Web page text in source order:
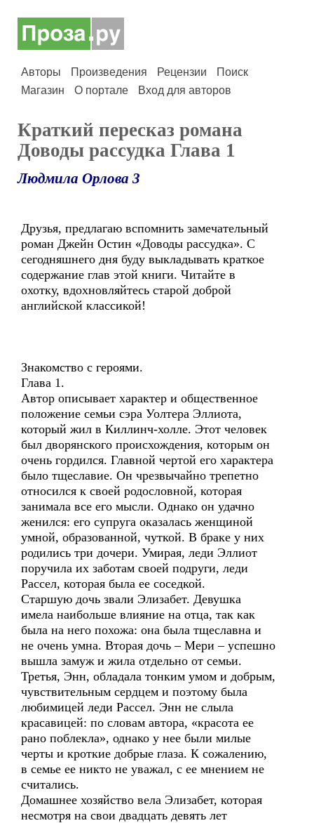
Авторы Произведения Рецензии
Поиск
Магазин
О портале Вход для авторов
Краткий пересказ романа
Доводы рассудка Глава 1
Людмила Орлова 3
Друзья, предлагаю вспомнить замечательный
роман Джейн Остин «Доводы рассудка». С
сегодняшнего дня буду выкладывать краткое
содержание глав этой книги. Читайте в
охотку, вдохновляйтесь старой доброй
английской классикой!
Знакомство с героями.
Глава 1.
Автор описывает характер и общественное
положение семьи сэра Уолтера Эллиота,
который жил в Киллинч-холле. Этот человек
был дворянского происхождения, которым он
очень гордился. Главной чертой его характера
было тщеславие. Он чрезвычайно трепетно
относился к своей родословной, которая
занимала все его мысли. Однако он удачно
женился: его супруга оказалась женщиной
умной, образованной, чуткой. В браке у них
родились три дочери. Умирая, леди Эллиот
поручила их заботам своей подруги, леди
Рассел, которая была ее соседкой.
Старшую дочь звали Элизабет. Девушка
имела наибольше влияние на отца, так как
была на него похожа: она была тщеславна и
не очень умна. Вторая дочь – Мери – успешно
вышла замуж и жила отдельно от семьи.
Третья, Энн, обладала тонким умом и добрым,
чувствительным сердцем и поэтому была
любимицей леди Рассел. Энн не слыла
красавицей: по словам автора, «красота ее
рано поблекла», однако у нее были милые
черты и кроткие добрые глаза. К сожалению,
в семье ее никто не уважал, с ее мнением не
считались.
Домашнее хозяйство вела Элизабет, которая
несмотря на свои двадцать девять лет